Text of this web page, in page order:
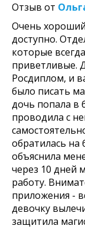
Отзыв от
Очень
доступно.
которые
приветливые.
Росдиплом, и
было писать
дочь попала в
проводила с
обратилась на
объяснила
через 10 дней
работу.
приложения -
девочку
защитила